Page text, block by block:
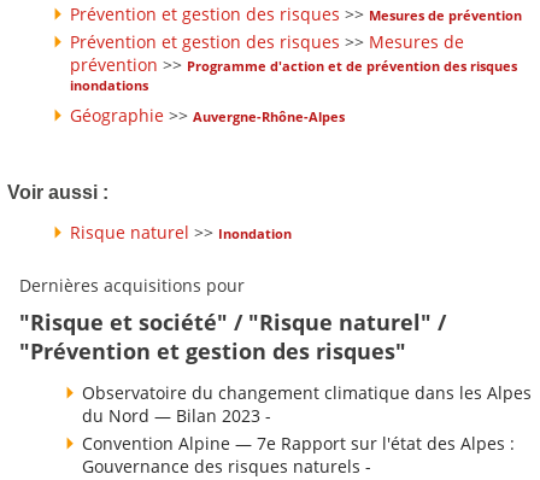
Prévention et gestion des risques >> Mesures de prévention
Prévention et gestion des risques >> Mesures de
prévention >> Programme d'action et de prévention des risques
inondations
Géographie >> Auvergne-Rhône-Alpes
Voir aussi :
Risque naturel >> Inondation
Dernières acquisitions pour
"Risque et société" / "Risque naturel" /
"Prévention et gestion des risques"
Observatoire du changement climatique dans les Alpes
du Nord — Bilan 2023 -
Convention Alpine — 7e Rapport sur l'état des Alpes :
Gouvernance des risques naturels -